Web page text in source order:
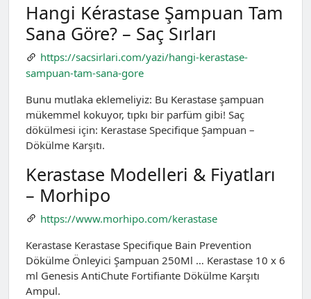
Hangi Kérastase Şampuan Tam
Sana Göre? – Saç Sırları
https://sacsirlari.com/yazi/hangi-kerastase-
sampuan-tam-sana-gore
Bunu mutlaka eklemeliyiz: Bu Kerastase şampuan
mükemmel kokuyor, tıpkı bir parfüm gibi! Saç
dökülmesi için: Kerastase Specifique Şampuan –
Dökülme Karşıtı.
Kerastase Modelleri & Fiyatları
– Morhipo
https://www.morhipo.com/kerastase
Kerastase Kerastase Specifique Bain Prevention
Dökülme Önleyici Şampuan 250Ml … Kerastase 10 x 6
ml Genesis AntiChute Fortifiante Dökülme Karşıtı
Ampul.